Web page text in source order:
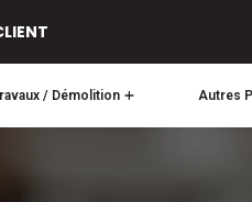
/ Démolition Autres